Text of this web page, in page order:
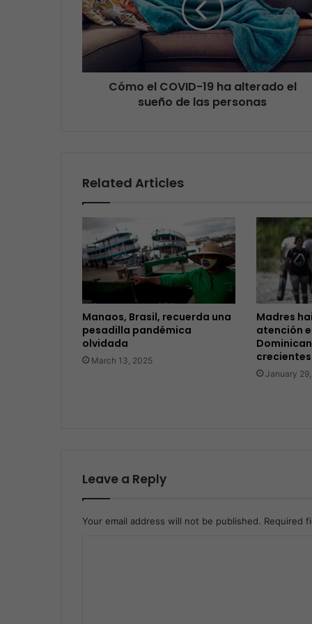
Cómo el COVID-19 ha alterado el
sueño de las personas
Related Articles
Manaos, Brasil, recuerda una
pesadilla pandémica
olvidada
March 13, 2025
Madres
atención
January
Leave a Reply
Your email address will not be published. Required